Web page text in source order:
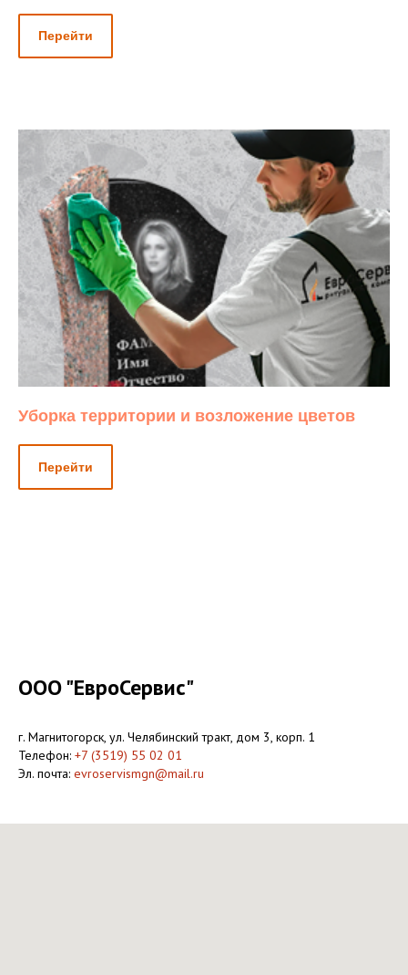
Перейти
Уборка территории и возложение цветов
Перейти
ООО "ЕвроСервис"
г. Магнитогорск, ул. Челябинский тракт, дом 3, корп. 1
Телефон: +7 (3519) 55 02 01
Эл. почта: evroservismgn@mail.ru